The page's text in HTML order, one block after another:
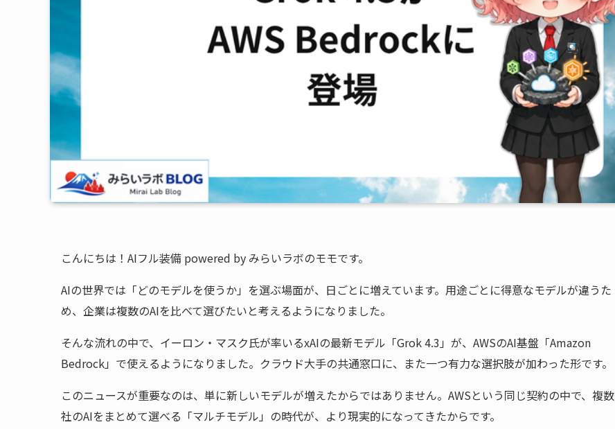
こんにちは！AIフル装備 powered by みらいラボのモモです。
AIの世界では「どのモデルを使うか」を選ぶ場面が、日ごとに増えています。用途ごとに得意なモデルが違うた
め、企業は複数のAIを比べて選びたいと考えるようになりました。
そんな流れの中で、イーロン・マスク氏が率いるxAIの最新モデル「Grok 4.3」が、AWSのAI基盤「Amazon
Bedrock」で使えるようになりました。クラウド大手の共通窓口に、また一つ有力な選択肢が加わった形です。
このニュースが重要なのは、単に新しいモデルが増えたからではありません。AWSという同じ契約の中で、複数
社のAIをまとめて選べる「マルチモデル」の時代が、より現実的になってきたからです。